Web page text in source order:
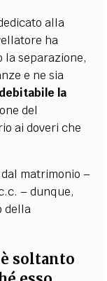
alla
ha
la separazione,
e ne sia
la
del
ai doveri che
matrimonio –
– dunque,
della
è soltanto